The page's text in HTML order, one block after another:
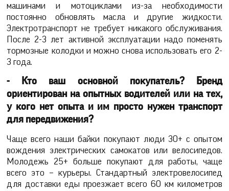
машинами и мотоциклами из-за необходимости
постоянно обновлять масла и другие жидкости.
Электротранспорт не требует никакого обслуживания.
После 2-3 лет активной эксплуатации надо поменять
тормозные колодки и можно снова использовать его 2-
3 года.
- Кто ваш основной покупатель? Бренд
ориентирован на опытных водителей или на тех,
у кого нет опыта и им просто нужен транспорт
для передвижения?
Чаще всего наши байки покупают люди 30+ с опытом
вождения электрических самокатов или велосипедов.
Молодежь 25+ больше покупают для работы, чаще
всего это – курьеры. Стандартный электровелосипед
для доставки еды проезжает всего 60 км километров